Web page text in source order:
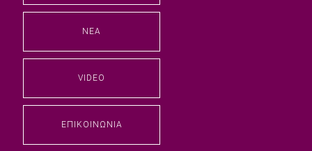
ΝΈΑ
VIDEO
ΕΠΙΚΟΙΝΩΝΊΑ